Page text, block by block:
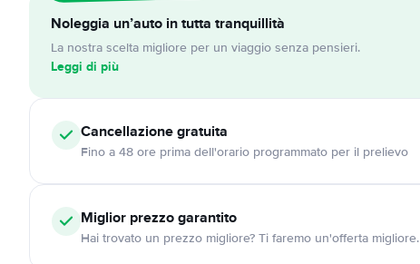
Noleggia un’auto in tutta tranquillità
La nostra scelta migliore per un viaggio senza pensieri.
Leggi di più
Cancellazionegratuita
Fino a 48 ore prima dell'orario programmato per il prelievo
Miglior prezzo garantito
Hai trovato un prezzo migliore? Ti faremo un'offerta migliore.